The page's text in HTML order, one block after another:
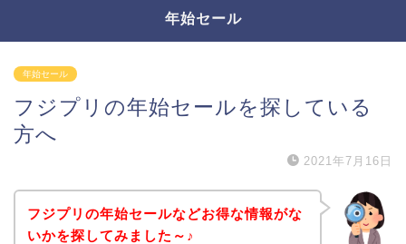
年始セール
年始セール
フジプリの年始セールを探している
方へ
2021年7月16日
フジプリの年始セールなどお得な情報がな
いかを探してみました～♪